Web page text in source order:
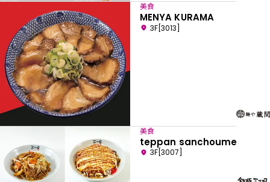
美食
MENYA KURAMA
3F[3013]
美食
teppan sanchoume
3F[3007]